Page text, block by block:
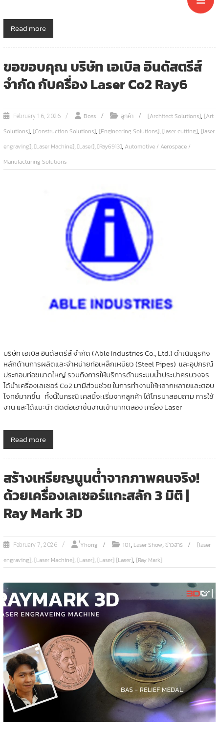
Read more
ขอขอบคุณ บริษัท เอเบิล อินดัสตรีส์
จำกัด กับครื่อง Laser Co2 Ray6
February 16, 2026 Boss ลูกค้า [Architect Solutions],[Art
Solutions],[Construction Solutions],[Engineering Solutions],[laser cutting],[laser
engraving],[Laser Machine],[Laser],[Ray6913], Automotive / Aerospace /
Manufacturing Solutions
บริษัท เอเบิล อินดัสตรีส์ จำกัด (Able Industries Co., Ltd.) ดำเนินธุรกิจ
หลักด้านการผลิตและจำหน่ายท่อเหล็กเหนียว (Steel Pipes) และอุปกรณ์
ประกอบท่อขนาดใหญ่ รวมถึงการให้บริการด้านระบบน้ำประปาครบวงจร
ได้นำเครื่องเลเซอร์ Co2 มามีส่วนช่วย ในการทำงานให้หลากหลายและตอบ
โจทย์มากขึ้น ทั้งนี้ในกรณี เคสนี้จะเริ่มจากลูกค้า ได้โทรมาสอบถาม การใช้
งาน และไ้ด้แนะนำ ติดต่อเอาชิ้นงานเข้ามาทดลอง เครื่อง Laser
Read more
สร้างเหรียญนูนต่ำจากภาพคนจริง!
ด้วยเครื่องเลเซอร์แกะสลัก 3 มิติ |
Ray Mark 3D
February 7, 2026 ํํYhong 101, Laser Show,ข่าวสาร
[laser
engraving],[Laser Machine],[Laser],[Laser] [Laser],[Ray Mark]